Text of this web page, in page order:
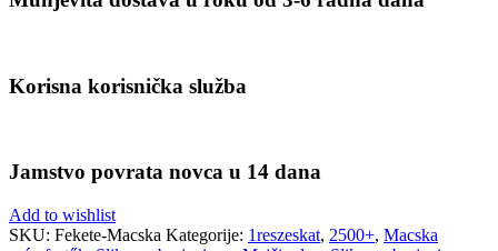
Korisna korisnička služba
Jamstvo povrata novca u 14 dana
Add to wishlist
SKU: Fekete-Macska Kategorije: 1reszeskat, 2500+, Macska